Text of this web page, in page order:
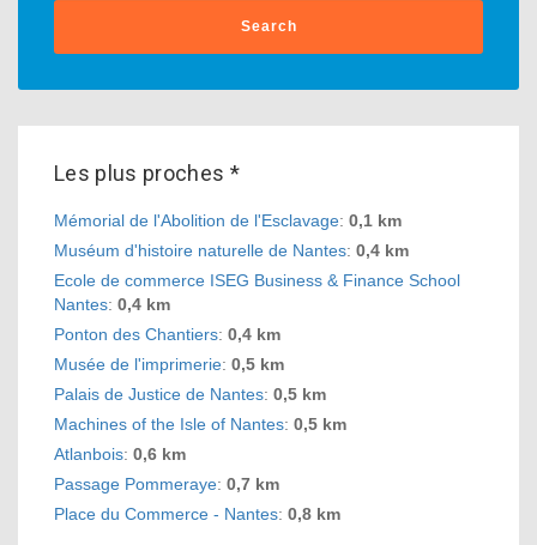
Search
Les plus proches *
Mémorial de l'Abolition de l'Esclavage: 0,1 km
Muséum d'histoire naturelle de Nantes: 0,4 km
Ecole de commerce ISEG Business & Finance School
Nantes: 0,4 km
Ponton des Chantiers: 0,4 km
Musée de l'imprimerie: 0,5 km
Palais de Justice de Nantes: 0,5 km
Machines of the Isle of Nantes: 0,5 km
Atlanbois: 0,6 km
Passage Pommeraye: 0,7 km
Place du Commerce - Nantes: 0,8 km